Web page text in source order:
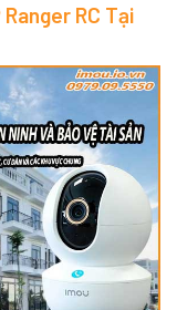
RC Tại